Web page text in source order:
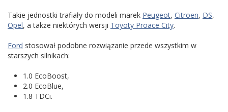
Takie jednostki trafiały do modeli marek Peugeot, Citroen, DS,
Opel, a także niektórych wersji Toyoty Proace City.
Ford stosował podobne rozwiązanie przede wszystkim w
starszych silnikach:
1.0 EcoBoost,
2.0 EcoBlue,
1.8 TDCi.